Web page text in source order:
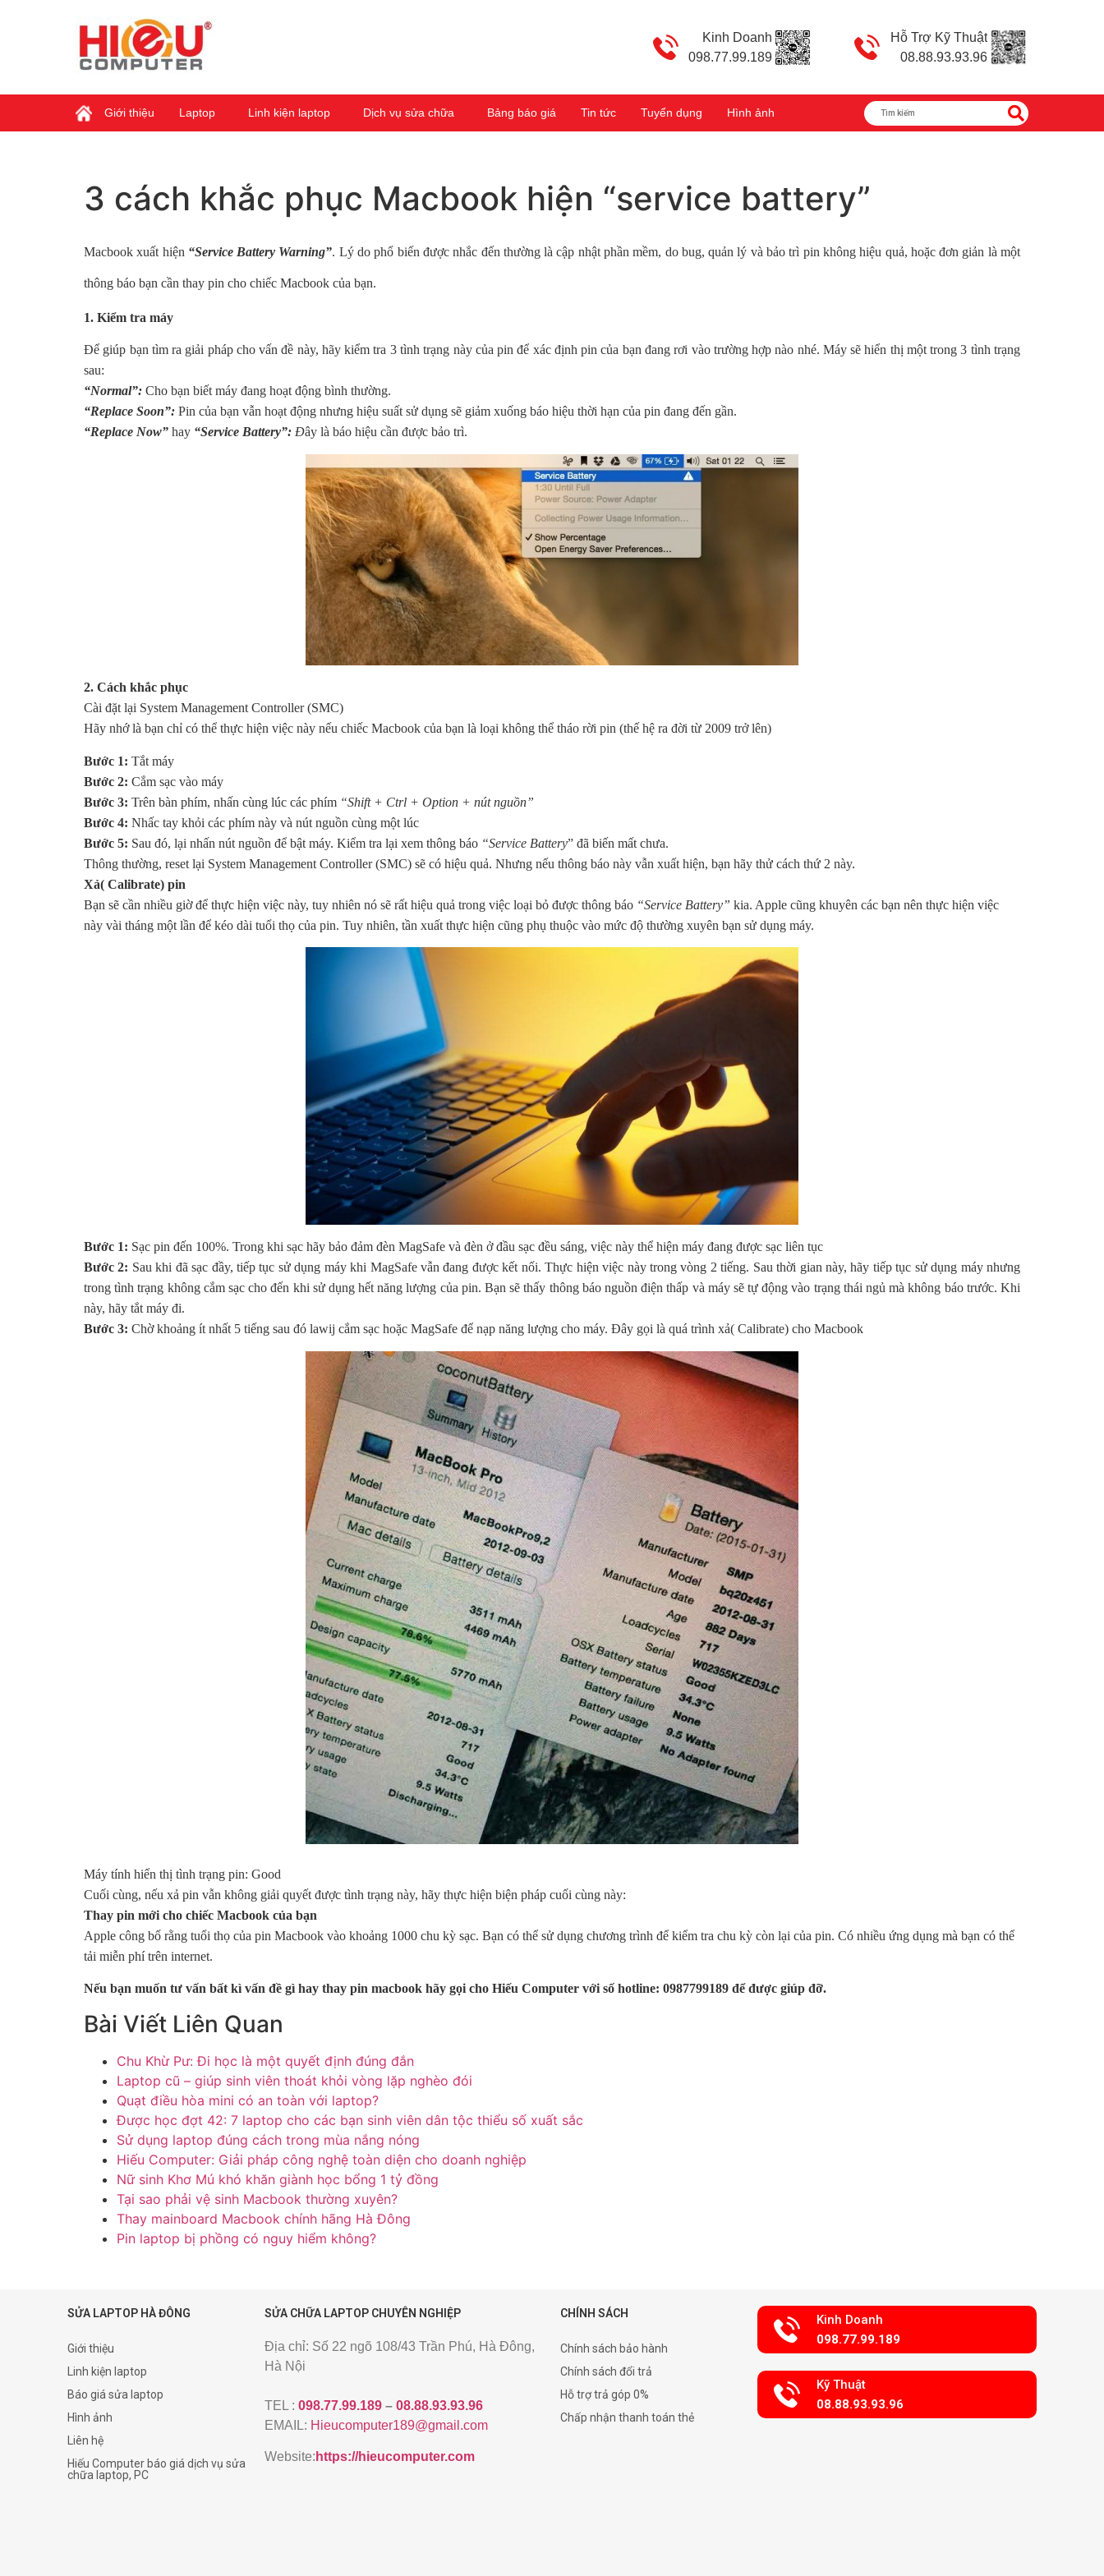
Kinh Doanh
098.77.99.189
Hỗ Trợ Kỹ Thuật
08.88.93.93.96
Giới thiệu Laptop Linh kiện laptop Dịch vụ sửa chữa Bảng báo giá Tin tức Tuyển dụng Hình ảnh
3 cách khắc phục Macbook hiện “service battery”
Macbook xuất hiện “Service Battery Warning”. Lý do phổ biến được nhắc đến thường là cập nhật phần mềm, do bug, quản lý và bảo trì pin không hiệu quả, hoặc đơn giản là một
thông báo bạn cần thay pin cho chiếc Macbook của bạn.
1. Kiểm tra máy
Để giúp bạn tìm ra giải pháp cho vấn đề này, hãy kiểm tra 3 tình trạng này của pin để xác định pin của bạn đang rơi vào trường hợp nào nhé. Máy sẽ hiển thị một trong 3 tình trạng
sau:
“Normal”: Cho bạn biết máy đang hoạt động bình thường.
“Replace Soon”: Pin của bạn vẫn hoạt động nhưng hiệu suất sử dụng sẽ giảm xuống báo hiệu thời hạn của pin đang đến gần.
“Replace Now” hay “Service Battery”: Đây là báo hiệu cần được bảo trì.
2. Cách khắc phục
Cài đặt lại System Management Controller (SMC)
Hãy nhớ là bạn chỉ có thể thực hiện việc này nếu chiếc Macbook của bạn là loại không thể tháo rời pin (thế hệ ra đời từ 2009 trở lên)
Bước 1: Tắt máy
Bước 2: Cắm sạc vào máy
Bước 3: Trên bàn phím, nhấn cùng lúc các phím “Shift + Ctrl + Option + nút nguồn”
Bước 4: Nhấc tay khỏi các phím này và nút nguồn cùng một lúc
Bước 5: Sau đó, lại nhấn nút nguồn để bật máy. Kiểm tra lại xem thông báo “Service Battery” đã biến mất chưa.
Thông thường, reset lại System Management Controller (SMC) sẽ có hiệu quả. Nhưng nếu thông báo này vẫn xuất hiện, bạn hãy thử cách thứ 2 này.
Xả( Calibrate) pin
Bạn sẽ cần nhiều giờ để thực hiện việc này, tuy nhiên nó sẽ rất hiệu quả trong việc loại bỏ được thông báo “Service Battery” kia. Apple cũng khuyên các bạn nên thực hiện việc
này vài tháng một lần để kéo dài tuổi thọ của pin. Tuy nhiên, tần xuất thực hiện cũng phụ thuộc vào mức độ thường xuyên bạn sử dụng máy.
Bước 1: Sạc pin đến 100%. Trong khi sạc hãy bảo đảm đèn MagSafe và đèn ở đầu sạc đều sáng, việc này thể hiện máy đang được sạc liên tục
Bước 2: Sau khi đã sạc đầy, tiếp tục sử dụng máy khi MagSafe vẫn đang được kết nối. Thực hiện việc này trong vòng 2 tiếng. Sau thời gian này, hãy tiếp tục sử dụng máy nhưng
trong tình trạng không cắm sạc cho đến khi sử dụng hết năng lượng của pin. Bạn sẽ thấy thông báo nguồn điện thấp và máy sẽ tự động vào trạng thái ngủ mà không báo trước. Khi
này, hãy tắt máy đi.
Bước 3: Chờ khoảng ít nhất 5 tiếng sau đó lawij cắm sạc hoặc MagSafe để nạp năng lượng cho máy. Đây gọi là quá trình xả( Calibrate) cho Macbook
Máy tính hiển thị tình trạng pin: Good
Cuối cùng, nếu xả pin vẫn không giải quyết được tình trạng này, hãy thực hiện biện pháp cuối cùng này:
Thay pin mới cho chiếc Macbook của bạn
Apple công bố rằng tuổi thọ của pin Macbook vào khoảng 1000 chu kỳ sạc. Bạn có thể sử dụng chương trình để kiểm tra chu kỳ còn lại của pin. Có nhiều ứng dụng mà bạn có thể
tải miễn phí trên internet.
Nếu bạn muốn tư vấn bất kì vấn đề gì hay thay pin macbook hãy gọi cho Hiếu Computer với số hotline: 0987799189 để được giúp đỡ.
Bài Viết Liên Quan
Chu Khừ Pư: Đi học là một quyết định đúng đắn
Laptop cũ – giúp sinh viên thoát khỏi vòng lặp nghèo đói
Quạt điều hòa mini có an toàn với laptop?
Được học đợt 42: 7 laptop cho các bạn sinh viên dân tộc thiểu số xuất sắc
Sử dụng laptop đúng cách trong mùa nắng nóng
Hiếu Computer: Giải pháp công nghệ toàn diện cho doanh nghiệp
Nữ sinh Khơ Mú khó khăn giành học bổng 1 tỷ đồng
Tại sao phải vệ sinh Macbook thường xuyên?
Thay mainboard Macbook chính hãng Hà Đông
Pin laptop bị phồng có nguy hiểm không?
SỬA LAPTOP HÀ ĐÔNG
Giới thiệu
Linh kiện laptop
Báo giá sửa laptop
Hình ảnh
Liên hệ
Hiếu Computer báo giá dịch vụ sửa
chữa laptop, PC
SỬA CHỮA LAPTOP CHUYÊN NGHIỆP
Địa chỉ: Số 22 ngõ 108/43 Trần Phú, Hà Đông,
Hà Nội
TEL : 098.77.99.189 – 08.88.93.93.96
EMAIL: Hieucomputer189@gmail.com
Website: https://hieucomputer.com
CHÍNH SÁCH
Chính sách bảo hành
Chính sách đổi trả
Hỗ trợ trả góp 0%
Chấp nhận thanh toán thẻ
Kinh Doanh
098.77.99.189
Kỹ Thuật
08.88.93.93.96